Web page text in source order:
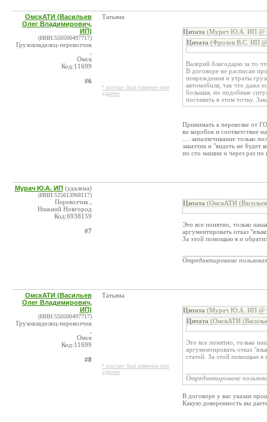
ОмскАТИ (Васильев
Олег Владимирович,
ИП)
(ИНН:550500497717)
Грузовладелец-перевозчик
Омск
Код:11699
#6
Татьяна
* контакт был изменен или
удален
Цитата (Мурач Ю.А. ИП @
Цитата (Фролов В.С. ИП
Валерий благодарю за то
В договоре не расписан
повреждения и утраты
автомобиля, так что даже
большая, но подобные
поставить в этом точку.
Принимать к перевозке от
во коробок и соответствие
.... запаллечивание только
заказчик и "видеть не будет
по сто машин и через раз по
Мурач Ю.А. ИП (удалена)
(ИНН:525613968117)
Перевозчик ,
Нижний Новгород
Код:6938159
#7
Цитата (ОмскАТИ
Это все понятно, только
аргументировать отказ
За этой помощью я и
Отредактировано
ОмскАТИ (Васильев
Олег Владимирович,
ИП)
(ИНН:550500497717)
Грузовладелец-перевозчик
Омск
Код:11699
#8
Татьяна
* контакт был изменен или
удален
Цитата (Мурач Ю.А. ИП @
Цитата (ОмскАТИ
Это все понятно, только
аргументировать отказ
статей. За этой помощью я
Отредактировано
В договоре у вас указан
Какую доверенность вы